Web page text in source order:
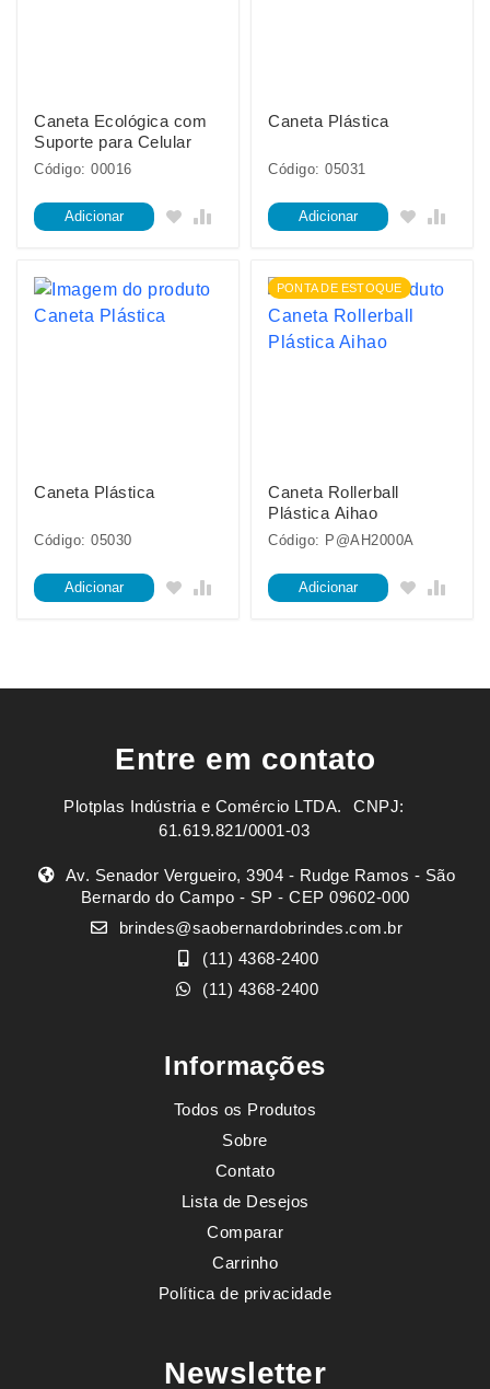
Caneta Ecológica com
Suporte para Celular
Código: 00016
Adicionar
Caneta Plástica
Código: 05031
Adicionar
Caneta Plástica
Código: 05030
Adicionar
PONTA DE ESTOQUE
Caneta Rollerball
Plástica Aihao
Código: P@AH2000A
Adicionar
Entre em contato
Plotplas Indústria e Comércio LTDA. ㅤㅤㅤ CNPJ:
61.619.821/0001-03
Av. Senador Vergueiro, 3904 - Rudge Ramos - São
Bernardo do Campo - SP - CEP 09602-000
brindes@saobernardobrindes.com.br
(11) 4368-2400
(11) 4368-2400
Informações
Todos os Produtos
Sobre
Contato
Lista de Desejos
Comparar
Carrinho
Política de privacidade
Newsletter